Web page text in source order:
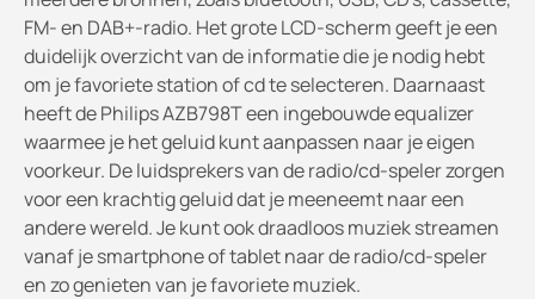
FM- en DAB+-radio. Het grote LCD-scherm geeft je een
duidelijk overzicht van de informatie die je nodig hebt
om je favoriete station of cd te selecteren. Daarnaast
heeft de Philips AZB798T een ingebouwde equalizer
waarmee je het geluid kunt aanpassen naar je eigen
voorkeur. De luidsprekers van de radio/cd-speler zorgen
voor een krachtig geluid dat je meeneemt naar een
andere wereld. Je kunt ook draadloos muziek streamen
vanaf je smartphone of tablet naar de radio/cd-speler
en zo genieten van je favoriete muziek.